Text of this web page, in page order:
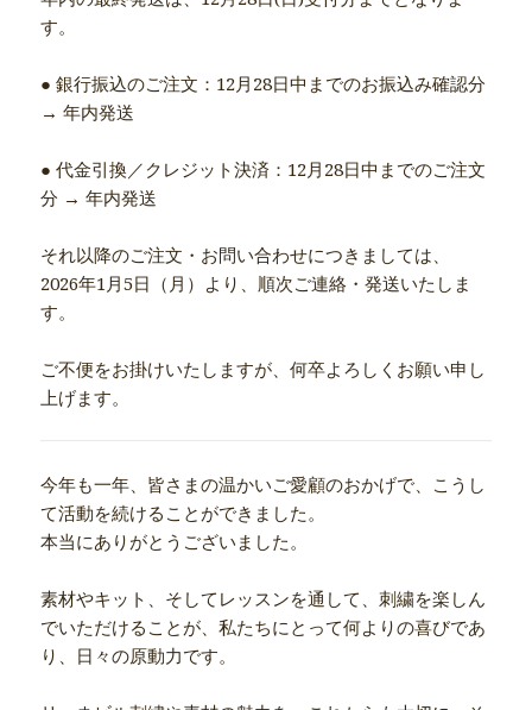
す。
● 銀行振込のご注文：12月28日中までのお振込み確認分
→ 年内発送
● 代金引換／クレジット決済：12月28日中までのご注文
分 → 年内発送
それ以降のご注文・お問い合わせにつきましては、
2026年1月5日（月）より、順次ご連絡・発送いたしま
す。
ご不便をお掛けいたしますが、何卒よろしくお願い申し
上げます。
今年も一年、皆さまの温かいご愛顧のおかげで、こうし
て活動を続けることができました。
本当にありがとうございました。
素材やキット、そしてレッスンを通して、刺繍を楽しん
でいただけることが、私たちにとって何よりの喜びであ
り、日々の原動力です。